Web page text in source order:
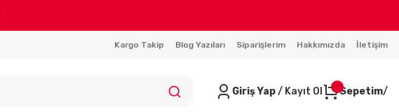
Kargo Takip Blog Yazıları Siparişlerim Hakkımızda İletişim
Giriş Yap/ Kayıt Ol Sepetim